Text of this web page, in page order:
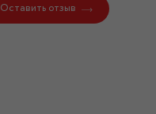
Оставить отзыв